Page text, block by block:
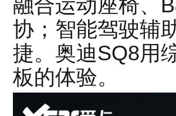
融合运动座椅、
协；智能驾驶辅
捷。奥迪SQ8用
板的体验。